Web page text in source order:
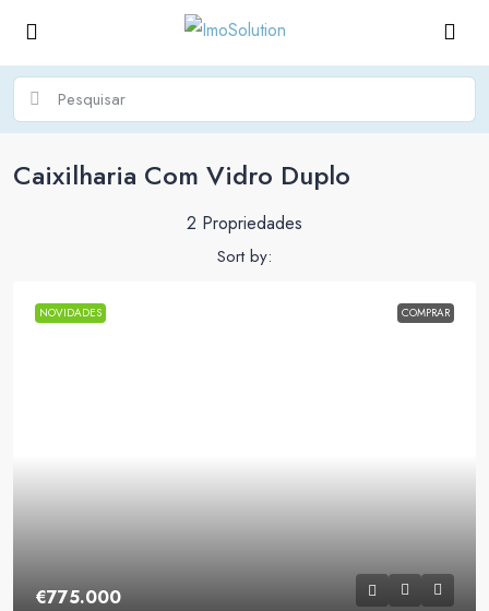
Caixilharia Com Vidro Duplo
2 Propriedades
Sort by:
NOVIDADES COMPRAR
€775.000